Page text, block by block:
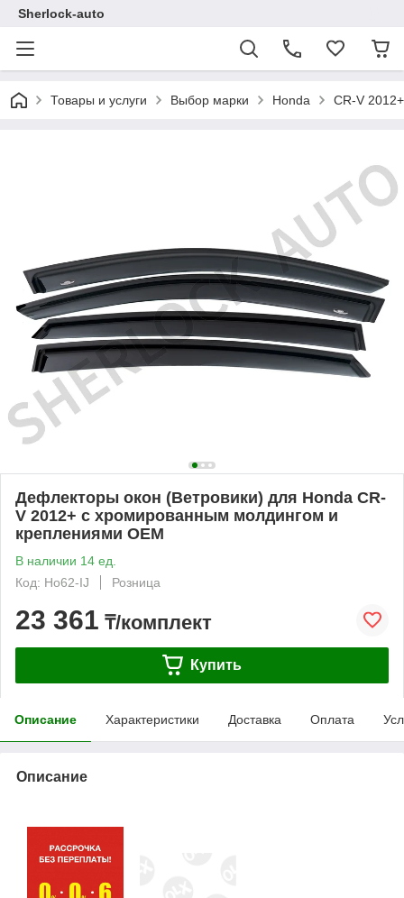
Sherlock-auto
Товары и услуги Выбор марки Honda CR-V 2012+
Дефлекторы окон (Ветровики) для Honda CR-
V 2012+ с хромированным молдингом и
креплениями OEM
В наличии 14 ед.
Код: Ho62-IJ
Розница
23 361 ₸/комплект
Купить
Описание Характеристики Доставка Оплата
Описание